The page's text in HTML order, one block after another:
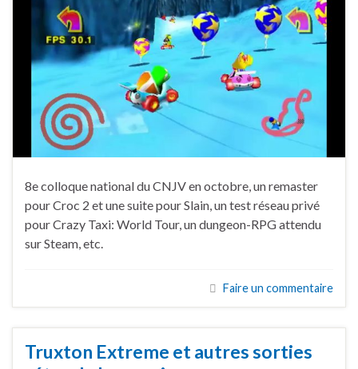
8e colloque national du CNJV en octobre, un remaster
pour Croc 2 et une suite pour Slain, un test réseau privé
pour Crazy Taxi: World Tour, un dungeon-RPG attendu
sur Steam, etc.
Faire un commentaire
Truxton Extreme et autres sorties